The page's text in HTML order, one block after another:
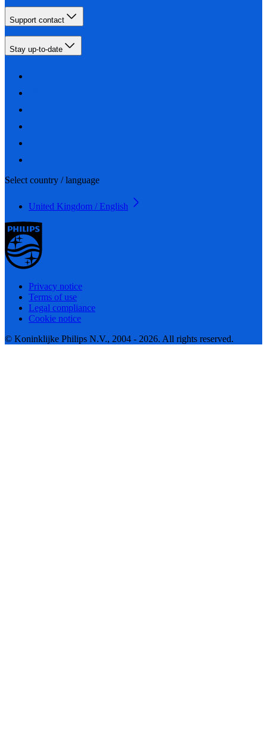
Support contact
Stay up-to-date
Select country / language
United Kingdom / English
Privacy notice
Terms of use
Legal compliance
Cookie notice
© Koninklijke Philips N.V., 2004 - 2026. All rights reserved.